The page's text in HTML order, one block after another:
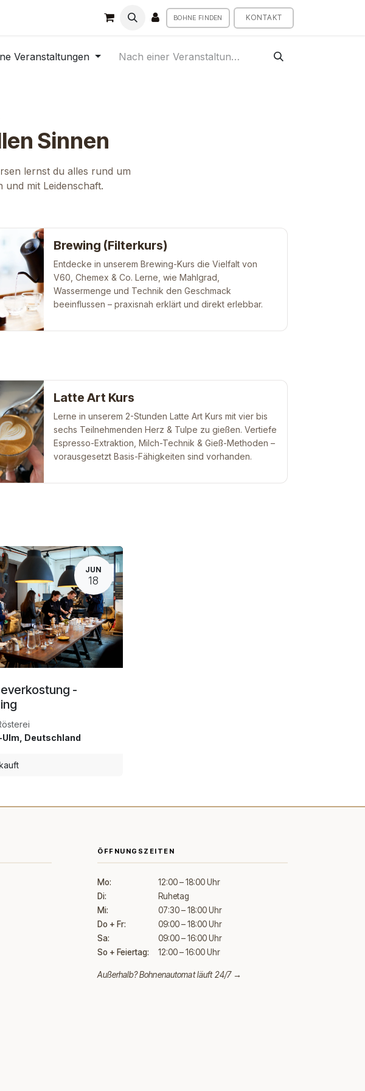
BOHNE FINDEN KONTAKT
Veranstaltungen
Sinnen
lernst du alles rund um
und mit Leidenschaft.
Brewing (Filterkurs)
Entdecke in unserem Brewing-Kurs die Vielfalt von
V60, Chemex & Co. Lerne, wie Mahlgrad,
Wassermenge und Technik den Geschmack
beeinflussen – praxisnah erklärt und direkt erlebbar.
Latte Art Kurs
Lerne in unserem 2-Stunden Latte Art Kurs mit vier bis
sechs Teilnehmenden Herz & Tulpe zu gießen. Vertiefe
Espresso-Extraktion, Milch-Technik & Gieß-Methoden –
vorausgesetzt Basis-Fähigkeiten sind vorhanden.
JUN
18
-
Ulm Deutschland
ÖFFNUNGSZEITEN
Mo:
12:00 – 18:00 Uhr
Di:
Ruhetag
Mi:
07:30 – 18:00 Uhr
Do + Fr:
09:00 – 18:00 Uhr
Sa:
09:00 – 16:00 Uhr
So + Feiertag:
12:00 – 16:00 Uhr
Außerhalb?Bohnenautomat läuft 24/7 →